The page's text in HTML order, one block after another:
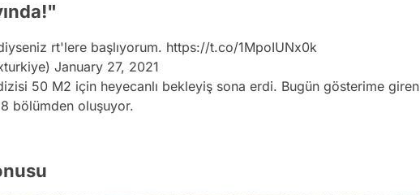
rt'lere başlıyorum. https://t.co/1MpoIUNx0k
January 27, 2021
50 M2 için heyecanlı bekleyiş sona erdi. Bugün gösterime giren
bölümden oluşuyor.